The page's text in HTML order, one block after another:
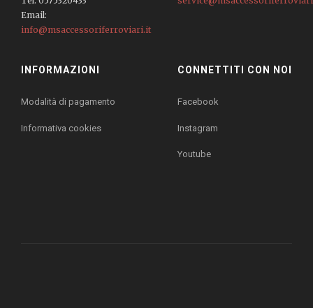
Email:
info@msaccessoriferroviari.it
INFORMAZIONI
Modalità di pagamento
Informativa cookies
CONNETTITI CON NOI
Facebook
Instagram
Youtube